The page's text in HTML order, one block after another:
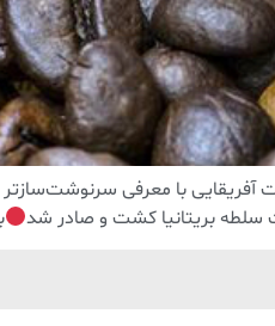
با معرفی سرنوشت‌سازتر